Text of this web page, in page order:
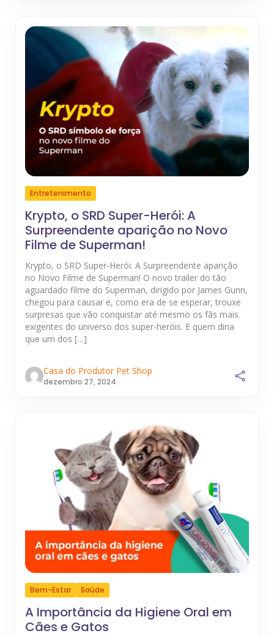
Entretenimento
Krypto, o SRD Super-Herói: A
Surpreendente aparição no Novo
Filme de Superman!
Krypto, o SRD Super-Herói: A Surpreendente aparição
no Novo Filme de Superman! O novo trailer do tão
aguardado filme do Superman, dirigido por James Gunn,
chegou para causar e, como era de se esperar, trouxe
surpresas que vão conquistar até mesmo os fãs mais
exigentes do universo dos super-heróis. E quem diria
que um dos […]
Casa do Produtor Pet Shop
dezembro 27, 2024
Bem-Estar Saúde
A Importância da Higiene Oral em
Cães e Gatos